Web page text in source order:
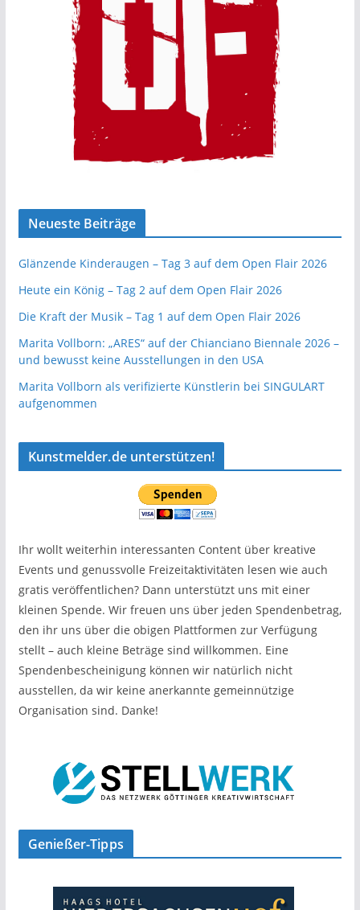
Neueste Beiträge
Glänzende Kinderaugen – Tag 3 auf dem Open Flair 2026
Heute ein König – Tag 2 auf dem Open Flair 2026
Die Kraft der Musik – Tag 1 auf dem Open Flair 2026
Marita Vollborn: „ARES“ auf der Chianciano Biennale 2026 –
und bewusst keine Ausstellungen in den USA
Marita Vollborn als verifizierte Künstlerin bei SINGULART
aufgenommen
Kunstmelder.de unterstützen!
Ihr wollt weiterhin interessanten Content über kreative
Events und genussvolle Freizeitaktivitäten lesen wie auch
gratis veröffentlichen? Dann unterstützt uns mit einer
kleinen Spende. Wir freuen uns über jeden Spendenbetrag,
den ihr uns über die obigen Plattformen zur Verfügung
stellt – auch kleine Beträge sind willkommen. Eine
Spendenbescheinigung können wir natürlich nicht
ausstellen, da wir keine anerkannte gemeinnützige
Organisation sind. Danke!
Genießer-Tipps